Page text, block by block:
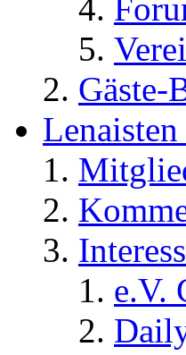
Gäste-
Lenaisten
e.V.